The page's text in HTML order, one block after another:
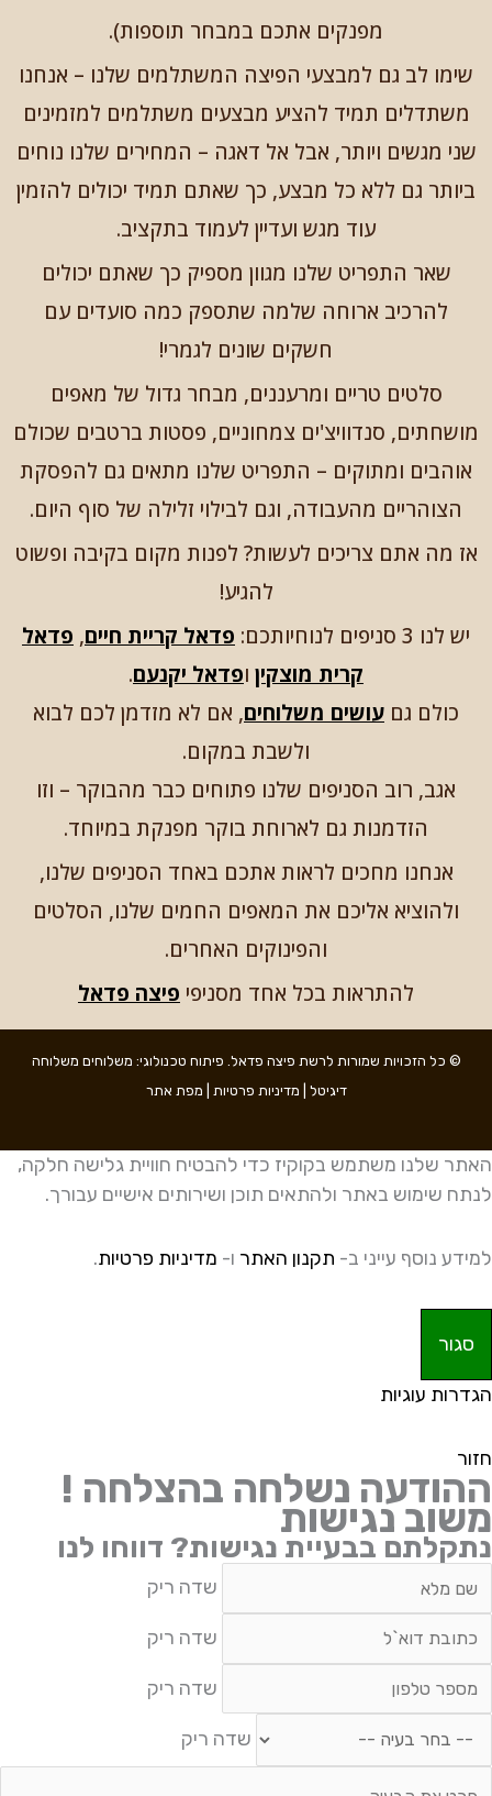
מפנקים אתכם במבחר תוספות).
שימו לב גם למבצעי הפיצה המשתלמים שלנו – אנחנו
משתדלים תמיד להציע מבצעים משתלמים למזמינים
שני מגשים ויותר, אבל אל דאגה – המחירים שלנו נוחים
ביותר גם ללא כל מבצע, כך שאתם תמיד יכולים להזמין
עוד מגש ועדיין לעמוד בתקציב.
שאר התפריט שלנו מגוון מספיק כך שאתם יכולים
להרכיב ארוחה שלמה שתספק כמה סועדים עם
חשקים שונים לגמרי!
סלטים טריים ומרעננים, מבחר גדול של מאפים
מושחתים, סנדוויצ'ים צמחוניים, פסטות ברטבים שכולם
אוהבים ומתוקים – התפריט שלנו מתאים גם להפסקת
הצוהריים מהעבודה, וגם לבילוי זלילה של סוף היום.
אז מה אתם צריכים לעשות? לפנות מקום בקיבה ופשוט
להגיע!
יש לנו 3 סניפים לנוחיותכם:
פדאל קריית חיים, פדאל
קרית מוצקין ופדאל יקנעם.
כולם גם עושים משלוחים, אם לא מזדמן לכם לבוא
ולשבת במקום.
אגב, רוב הסניפים שלנו פתוחים כבר מהבוקר – וזו
הזדמנות גם לארוחת בוקר מפנקת במיוחד.
אנחנו מחכים לראות אתכם באחד הסניפים שלנו,
ולהוציא אליכם את המאפים החמים שלנו, הסלטים
והפינוקים האחרים.
להתראות בכל אחד מסניפי פיצה פדאל
© כל הזכויות שמורות לרשת פיצה פדאל . פיתוח טכנולוגי: משלוחים משלוחה
דיגיטל
מדיניות פרטיות מפת אתר
האתר שלנו משתמש בקוקיז כדי להבטיח חוויית גלישה חלקה,
לנתח שימוש באתר ולהתאים תוכן ושירותים אישיים עבורך.
למידע נוסף עייני ב- תקנון האתר ו- מדיניות פרטיות.
סגור
הגדרות עוגיות
חזור
ההודעה נשלחה בהצלחה !
משוב נגישות
נתקלתם בבעיית נגישות? דווחו לנו
ריק
שדה ריק
שדה ריק
ריק
שדה ריק
שדה ריק